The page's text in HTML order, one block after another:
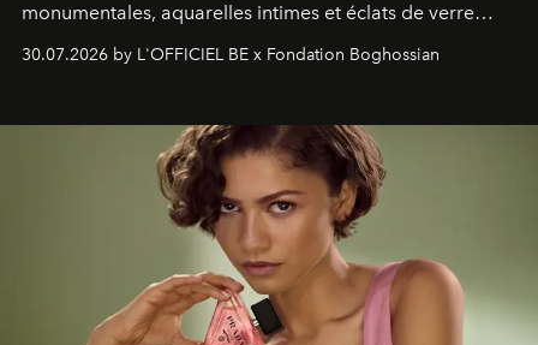
monumentales, aquarelles intimes et éclats de verre
soufflé, l’artiste français compose un itinéraire
émotionnel où chaque œuvre devient le souvenir
émerveillement.
30.07.2026 by L'OFFICIEL BE x Fondation Boghossian